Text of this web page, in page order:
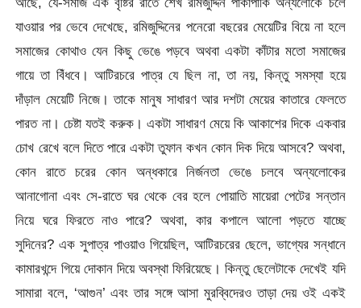
যাওয়ার পর ভেবে দেখেছে, রমিজুদ্দিনের পনেরো বছরের মেয়েটির বিয়ে না হলে
সমাজের কোথাও যেন কিছু ভেঙে পড়বে অথবা একটা কাঁটার মতো সমাজের
গায়ে তা বিঁধবে। আটিরচরে পাত্র যে ছিল না, তা নয়, কিন্তু সমস্যা হয়ে
দাঁড়াল মেয়েটি নিজে। তাকে মানুষ সাধারণ আর দশটা মেয়ের কাতারে ফেলতে
পারত না। চেষ্টা যতই করুক। একটা সাধারণ মেয়ে কি আকাশের দিকে একবার
চোখ রেখে বলে দিতে পারে একটা তুফান কখন কোন দিক দিয়ে আসবে? অথবা,
কোন রাতে চরের কোন অন্ধকারে নির্জনতা ভেঙে চলবে অন্যলোকের
আনাগোনা এবং সে-রাতে ঘর থেকে বের হলে পোয়াতি মায়েরা পেটের সন্তান
নিয়ে ঘরে ফিরতে নাও পারে? অথবা, কার কপালে আলো পড়তে যাচ্ছে
সুদিনের? এক সুপাত্র পাওয়াও গিয়েছিল, আটিরচরের ছেলে, ভাগ্যের সন্ধানে
কামারখন্দে গিয়ে দোকান দিয়ে অবস্থা ফিরিয়েছে। কিন্তু ছেলেটাকে দেখেই যদি
সামারা বলে, ‘আগুন’ এবং তার সঙ্গে আসা মুরব্বিদেরও তাড়া দেয় ওই একই